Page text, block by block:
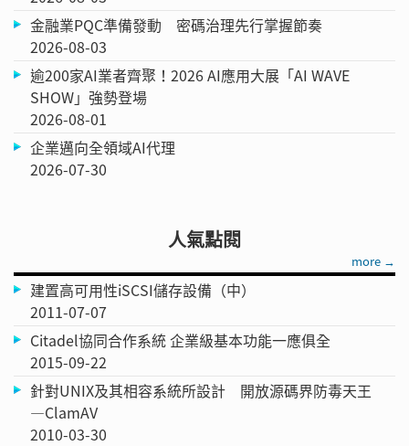
金融業PQC準備發動 密碼治理先行掌握節奏
2026-08-03
逾200家AI業者齊聚！2026 AI應用大展「AI WAVE
SHOW」強勢登場
2026-08-01
企業邁向全領域AI代理
2026-07-30
人氣點閱
more →
建置高可用性iSCSI儲存設備（中）
2011-07-07
Citadel協同合作系統 企業級基本功能一應俱全
2015-09-22
針對UNIX及其相容系統所設計 開放源碼界防毒天王
—ClamAV
2010-03-30